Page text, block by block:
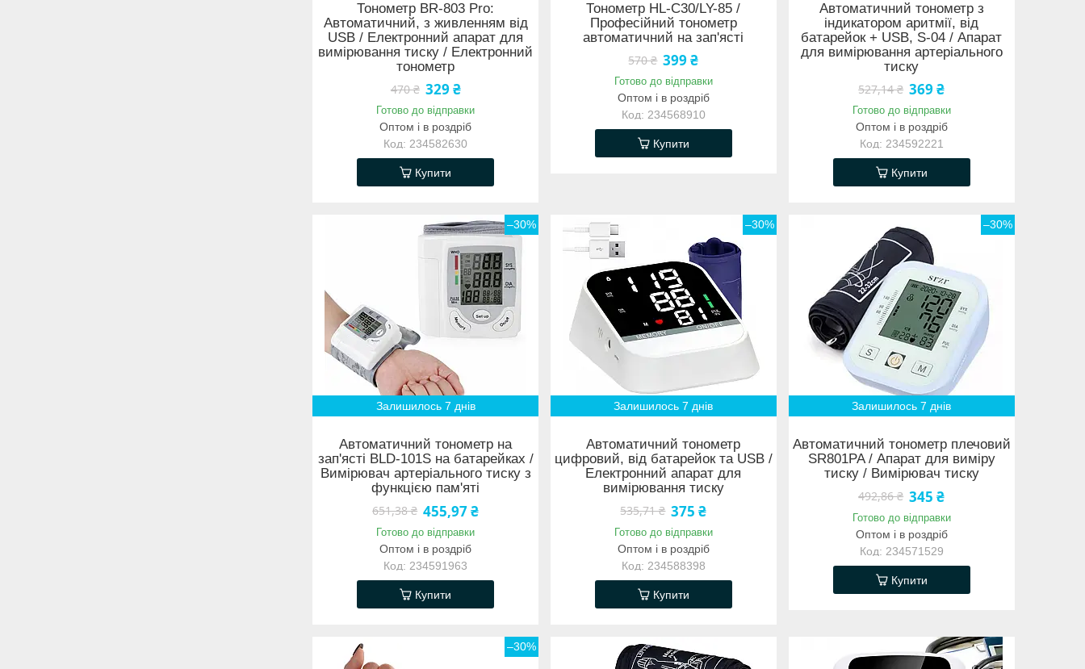
Тонометр BR-803 Pro:
Автоматичний, з живленням від
USB / Електронний апарат для
вимірювання тиску / Електронний
тонометр
470 ₴ 329 ₴
Готово до відправки
Оптом і в роздріб
234582630
Купити
Тонометр HL-C30/LY-85 /
Професійний тонометр
автоматичний на зап'ясті
570 ₴ 399 ₴
Готово до відправки
Оптом і в роздріб
234568910
Купити
Автоматичний тонометр з
індикатором аритмії, від
батарейок + USB, S-04 / Апарат
для вимірювання артеріального
тиску
527,14 ₴ 369 ₴
Готово до відправки
Оптом і в роздріб
234592221
Купити
–30%
Залишилось 7 днів
Автоматичний тонометр на
зап'ясті BLD-101S на батарейках /
Вимірювач артеріального тиску з
функцією пам'яті
651,38 ₴ 455,97 ₴
Готово до відправки
Оптом і в роздріб
234591963
Купити
–30%
Залишилось 7 днів
Автоматичний тонометр
цифровий, від батарейок та USB /
Електронний апарат для
вимірювання тиску
535,71 ₴ 375 ₴
Готово до відправки
Оптом і в роздріб
234588398
Купити
–30%
Залишилось 7 днів
Автоматичний тонометр плечовий
SR801PA / Апарат для виміру
тиску / Вимірювач тиску
492,86 ₴ 345 ₴
Готово до відправки
Оптом і в роздріб
234571529
Купити
–30%